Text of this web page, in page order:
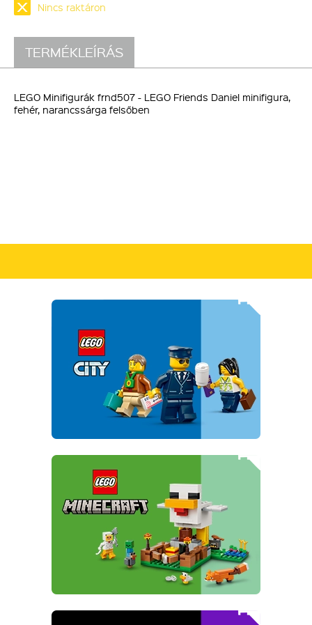
Nincs raktáron
TERMÉKLEÍRÁS
LEGO Minifigurák frnd507 - LEGO Friends Daniel minifigura,
fehér, narancssárga felsőben